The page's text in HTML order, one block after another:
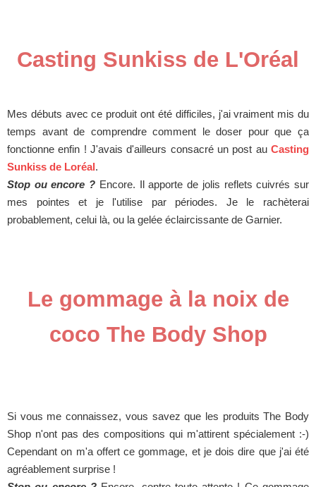
Casting Sunkiss de L'Oréal
Mes débuts avec ce produit ont été difficiles, j'ai vraiment mis du
temps avant de comprendre comment le doser pour que ça
fonctionne enfin ! J'avais d'ailleurs consacré un post au Casting
Sunkiss de Loréal.
Stop ou encore ? Encore. Il apporte de jolis reflets cuivrés sur
mes pointes et je l'utilise par périodes. Je le rachèterai
probablement, celui là, ou la gelée éclaircissante de Garnier.
Le gommage à la noix de
coco The Body Shop
Si vous me connaissez, vous savez que les produits The Body
Shop n'ont pas des compositions qui m'attirent spécialement :-)
Cependant on m'a offert ce gommage, et je dois dire que j'ai été
agréablement surprise !